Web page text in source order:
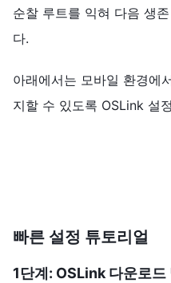
순찰 루트를 익혀 다음 생
다.
아래에서는 모바일 환경에
지할 수 있도록 OSLink 설
빠른 설정 튜토리얼
1단계: OSLink 다운로드